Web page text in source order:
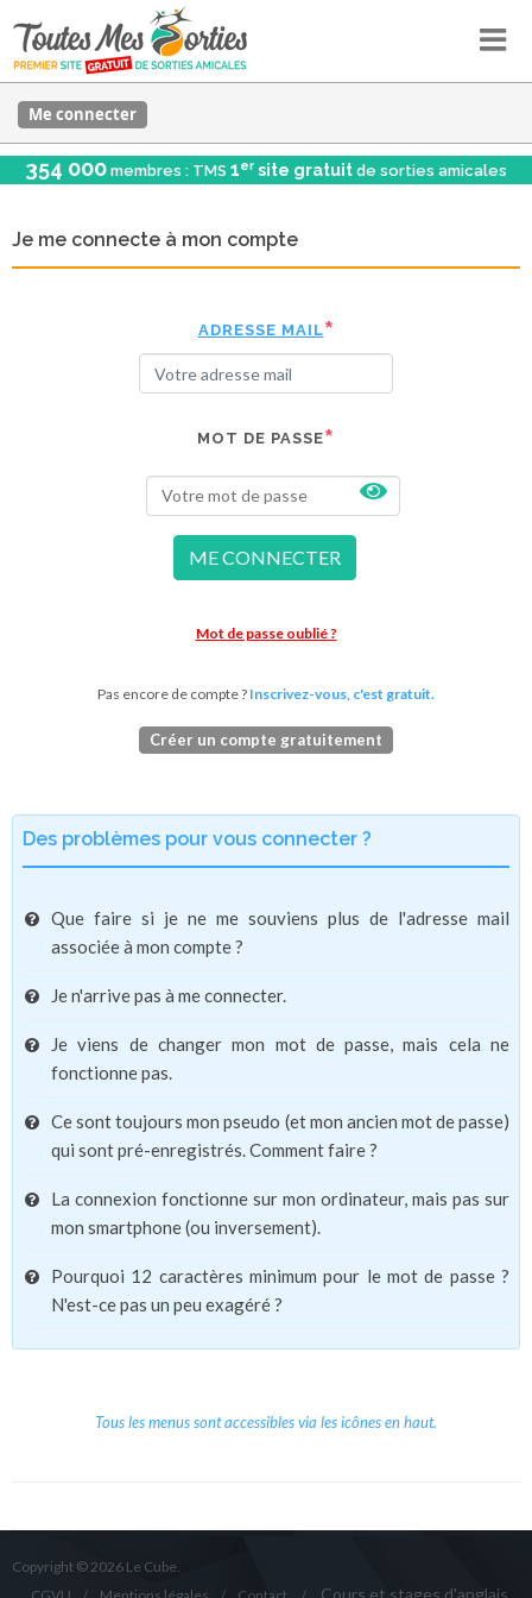
Me connecter
354 000 membres : TMS 1er site gratuit de sorties amicales
Je me connecte à mon compte
ADRESSE MAIL
MOT DE PASSE
ME CONNECTER
Mot de passe oublié ?
Pas encore de compte ? Inscrivez-vous, c'est gratuit.
Créer un compte gratuitement
Des problèmes pour vous connecter ?
Que faire si je ne me souviens plus de l'adresse mail
associée à mon compte ?
Je n'arrive pas à me connecter.
Je viens de changer mon mot de passe, mais cela ne
fonctionne pas.
Ce sont toujours mon pseudo (et mon ancien mot de passe)
qui sont pré-enregistrés. Comment faire ?
La connexion fonctionne sur mon ordinateur, mais pas sur
mon smartphone (ou inversement).
Pourquoi 12 caractères minimum pour le mot de passe ?
N'est-ce pas un peu exagéré ?
Tous les menus sont accessibles via les icônes en haut.
Copyright © 2026 Le Cube.
Cours et stages d'anglais